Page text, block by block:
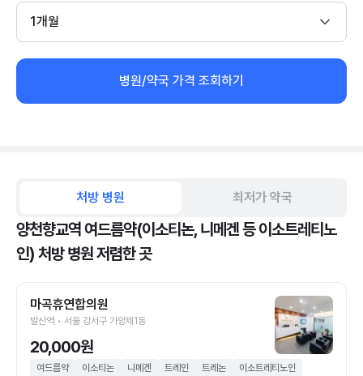
1개월
병원/약국 가격 조회하기
처방 병원 최저가 약국
양천향교역 여드름약(이소티논, 니메겐 등 이소트레티노
인) 처방 병원 저렴한 곳
마곡휴연합의원
발산역 • 서울 강서구 가양제1동
20,000원
여드름약 이소티논 니메겐 트레인 트레논 이소트레티노인